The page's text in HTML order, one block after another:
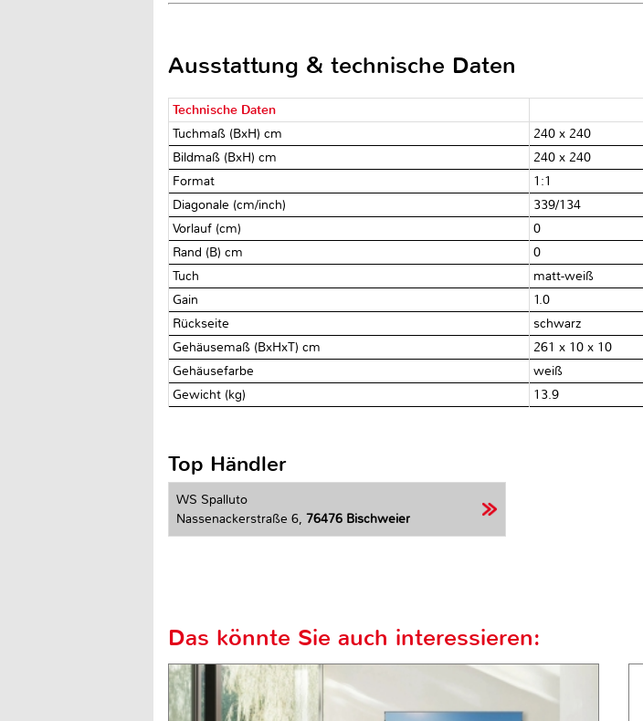
Ausstattung & technische Daten
Technische Daten
Tuchmaß (BxH) cm
240 x 240
Bildmaß (BxH) cm
240 x 240
Format
1:1
Diagonale (cm/inch)
339/134
Vorlauf (cm)
0
Rand (B) cm
0
Tuch
matt-weiß
Gain
1.0
Rückseite
schwarz
Gehäusemaß (BxHxT) cm
261 x 10 x 10
Gehäusefarbe
weiß
Gewicht (kg)
13.9
Top Händler
WS Spalluto
Nassenackerstraße 6, 76476 Bischweier
Das könnte Sie auch interessieren: